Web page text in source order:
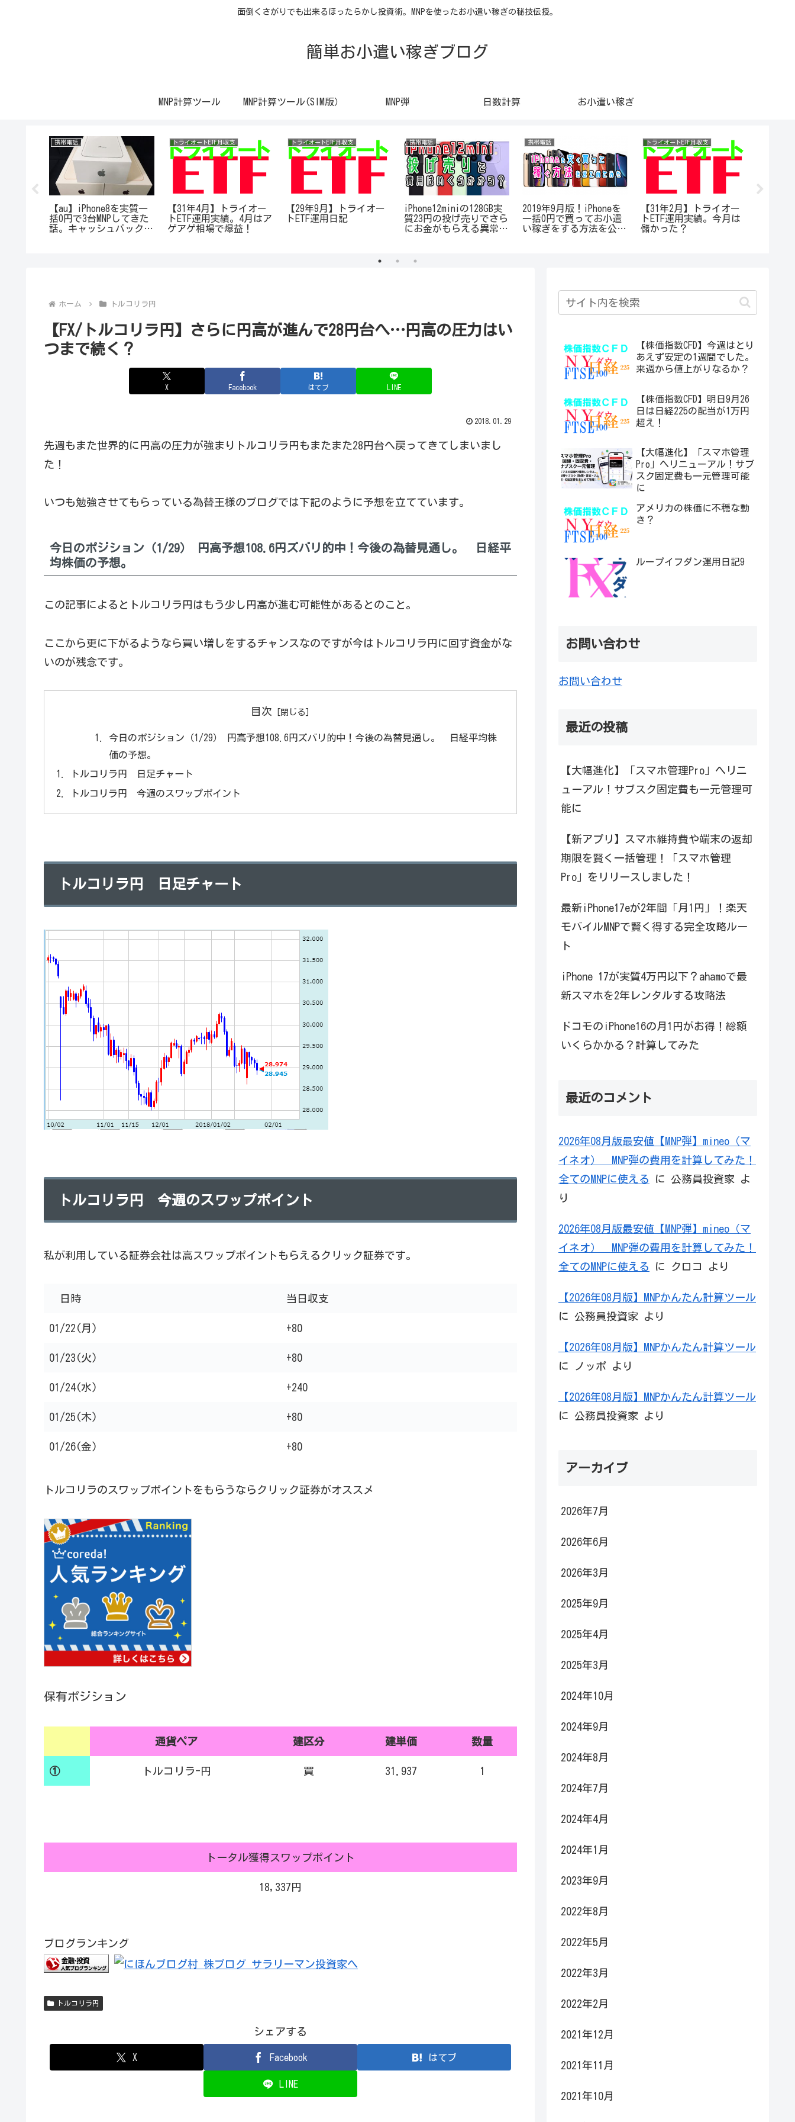
面倒くさがりでも出来るほったらかし投資術。MNPを使ったお小遣い稼ぎの秘技伝授。
簡単お小遣い稼ぎブログ
MNP計算ツール MNP計算ツール(SIM版） MNP弾 日数計算 お小遣い稼ぎ
携帯電話
【au】iPhone8を実質一
括0円で3台MNPしてきた
話。キャッシュバック18
トライオートETF月収支
【31年4月】トライオー
トETF運用実績。4月はア
ゲアゲ相場で爆益！
トライオートETF月収支
【29年9月】トライオー
トETF運用日記
携帯電話
iPhone12miniの128GB実
質23円の投げ売りでさら
にお金がもらえる異常事
携帯電話
2019年9月版！iPhoneを
一括0円で買ってお小遣
い稼ぎをする方法を公開
トライオートETF月収支
【31年2月】トライオー
トETF運用実績。今月は
儲かった？
ホーム トルコリラ円
【FX/トルコリラ円】さらに円高が進んで28円台へ…円高の圧力はい
つまで続く？
X Facebook はてブ LINE
2018.01.29
先週もまた世界的に円高の圧力が強まりトルコリラ円もまたまた28円台へ戻ってきてしまいまし
た！
いつも勉強させてもらっている為替王様のブログでは下記のように予想を立てています。
今日のポジション（1/29） 円高予想108.6円ズバリ的中！今後の為替見通し。 日経平
均株価の予想。
この記事によるとトルコリラ円はもう少し円高が進む可能性があるとのこと。
ここから更に下がるようなら買い増しをするチャンスなのですが今はトルコリラ円に回す資金がな
いのが残念です。
目次
今日のポジション（1/29） 円高予想108.6円ズバリ的中！今後の為替見通し。 日経平均株
価の予想。
トルコリラ円 日足チャート
トルコリラ円 今週のスワップポイント
トルコリラ円 日足チャート
トルコリラ円 今週のスワップポイント
私が利用している証券会社は高スワップポイントもらえるクリック証券です。
日時 当日収支
01/22(月) +80
01/23(火) +80
01/24(水) +240
01/25(木) +80
01/26(金) +80
トルコリラのスワップポイントをもらうならクリック証券がオススメ
保有ポジション
通貨ペア 建区分 建単価 数量
① トルコリラ-円 買 31.937 1
トータル獲得スワップポイント
18,337円
ブログランキング
トルコリラ円
シェアする
X Facebook はてブ
LINE
【株価指数CFD】今週はとり
あえず安定の1週間でした。
来週から値上がりなるか？
【株価指数CFD】明日9月26
日は日経225の配当が1万円
超え！
【大幅進化】「スマホ管理
Pro」へリニューアル！サブ
スク固定費も一元管理可能
に
アメリカの株価に不穏な動
き？
ループイフダン運用日記9
お問い合わせ
お問い合わせ
最近の投稿
【大幅進化】「スマホ管理Pro」へリニ
ューアル！サブスク固定費も一元管理可
能に
【新アプリ】スマホ維持費や端末の返却
期限を賢く一括管理！「スマホ管理
Pro」をリリースしました！
最新iPhone17eが2年間「月1円」！楽天
モバイルMNPで賢く得する完全攻略ルー
ト
iPhone 17が実質4万円以下？ahamoで最
新スマホを2年レンタルする攻略法
ドコモのiPhone16の月1円がお得！総額
いくらかかる？計算してみた
最近のコメント
2026年08月版最安値【MNP弾】mineo（マ
イネオ） MNP弾の費用を計算してみた！
全てのMNPに使える
に 公務員投資家 よ
り
2026年08月版最安値【MNP弾】mineo（マ
イネオ） MNP弾の費用を計算してみた！
全てのMNPに使える
に クロコ より
【2026年08月版】MNPかんたん計算ツール
に 公務員投資家 より
【2026年08月版】MNPかんたん計算ツール
に
ノッポ より
【2026年08月版】MNPかんたん計算ツール
に 公務員投資家 より
アーカイブ
2026年7月
2026年6月
2026年3月
2025年9月
2025年4月
2025年3月
2024年10月
2024年9月
2024年8月
2024年7月
2024年4月
2024年1月
2023年9月
2022年8月
2022年5月
2022年3月
2022年2月
2021年12月
2021年11月
2021年10月